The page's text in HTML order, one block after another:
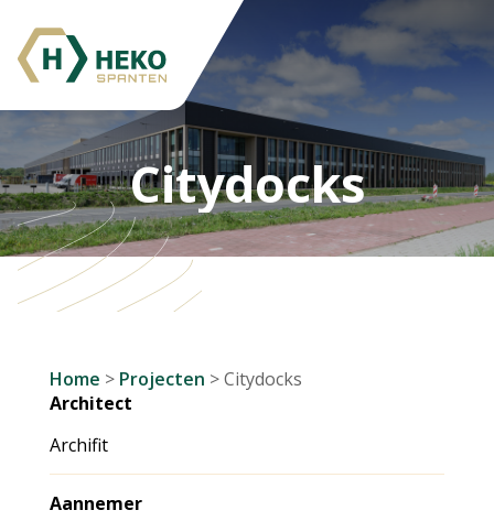
Citydocks
Home > Projecten >Citydocks
Architect
Archifit
Aannemer